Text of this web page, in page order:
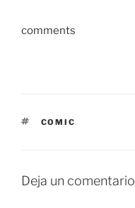
comments
ETIQUETAS
COMIC
Deja un comentario